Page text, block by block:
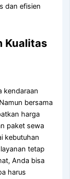
dan efisien
Kualitas
kendaraan
bersama
harga
paket sewa
kebutuhan
tetap
Anda bisa
harus